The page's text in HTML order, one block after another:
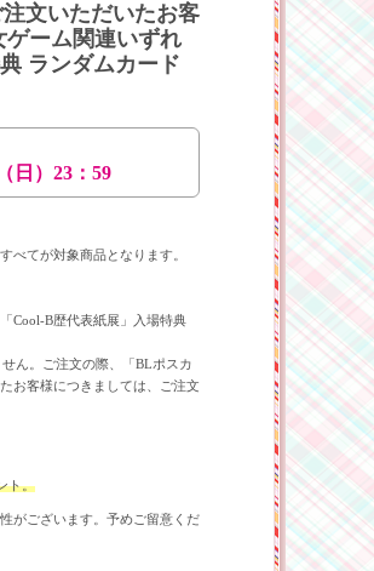
文いただいたお客
ーム関連いずれ
ランダムカード
日）23：59
てが対象商品となります。
Cool-B歴代表紙展」入場特典
ん。ご注文の際、「BLポスカ
お客様につきましては、ご注文
ト。
がございます。予めご留意くだ